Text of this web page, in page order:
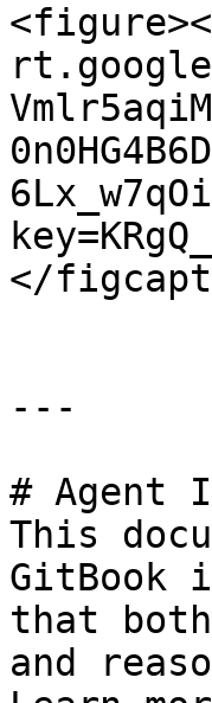
</
---
# Agent
This
GitBook
that
and